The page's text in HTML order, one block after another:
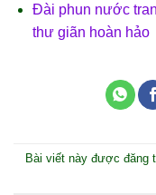
Đài phun nước
thư giãn hoàn hảo
Bài viết này được đăng